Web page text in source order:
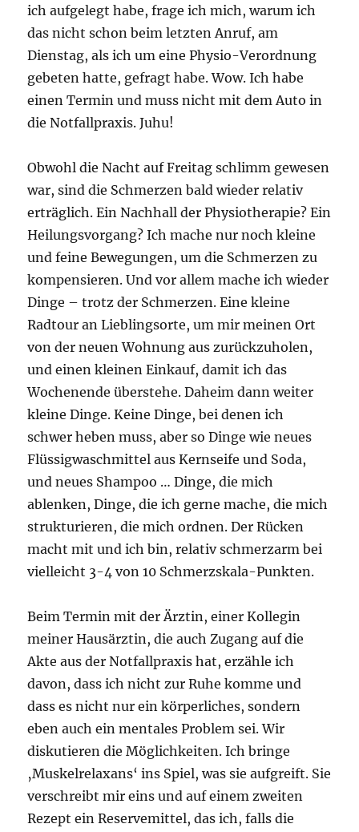
ich aufgelegt habe, frage ich mich, warum ich
das nicht schon beim letzten Anruf, am
Dienstag, als ich um eine Physio-Verordnung
gebeten hatte, gefragt habe. Wow. Ich habe
einen Termin und muss nicht mit dem Auto in
die Notfallpraxis. Juhu!
Obwohl die Nacht auf Freitag schlimm gewesen
war, sind die Schmerzen bald wieder relativ
erträglich. Ein Nachhall der Physiotherapie? Ein
Heilungsvorgang? Ich mache nur noch kleine
und feine Bewegungen, um die Schmerzen zu
kompensieren. Und vor allem mache ich wieder
Dinge – trotz der Schmerzen. Eine kleine
Radtour an Lieblingsorte, um mir meinen Ort
von der neuen Wohnung aus zurückzuholen,
und einen kleinen Einkauf, damit ich das
Wochenende überstehe. Daheim dann weiter
kleine Dinge. Keine Dinge, bei denen ich
schwer heben muss, aber so Dinge wie neues
Flüssigwaschmittel aus Kernseife und Soda,
und neues Shampoo … Dinge, die mich
ablenken, Dinge, die ich gerne mache, die mich
strukturieren, die mich ordnen. Der Rücken
macht mit und ich bin, relativ schmerzarm bei
vielleicht 3-4 von 10 Schmerzskala-Punkten.
Beim Termin mit der Ärztin, einer Kollegin
meiner Hausärztin, die auch Zugang auf die
Akte aus der Notfallpraxis hat, erzähle ich
davon, dass ich nicht zur Ruhe komme und
dass es nicht nur ein körperliches, sondern
eben auch ein mentales Problem sei. Wir
diskutieren die Möglichkeiten. Ich bringe
‚Muskelrelaxans‘ ins Spiel, was sie aufgreift. Sie
verschreibt mir eins und auf einem zweiten
Rezept ein Reservemittel, das ich, falls die